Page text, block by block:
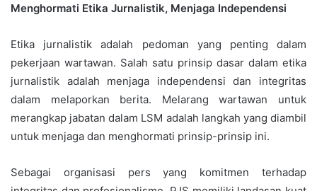
Menghormati Etika Jurnalistik, Menjaga Independensi
Etika jurnalistik adalah pedoman yang penting dalam
pekerjaan wartawan. Salah satu prinsip dasar dalam etika
jurnalistik adalah menjaga independensi dan integritas
dalam melaporkan berita. Melarang wartawan untuk
merangkap jabatan dalam LSM adalah langkah yang diambil
untuk menjaga dan menghormati prinsip-prinsip ini.
Sebagai organisasi pers yang komitmen terhadap